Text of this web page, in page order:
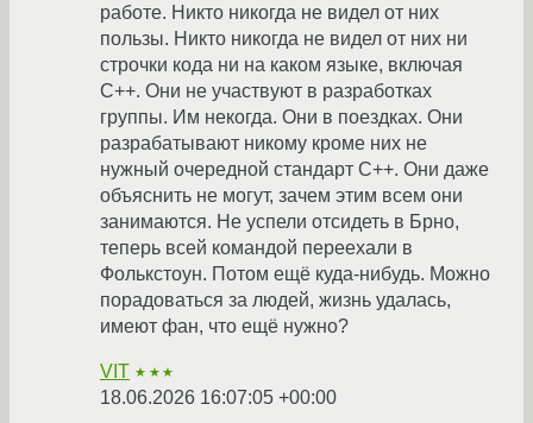
работе. Никто никогда не видел от них
пользы. Никто никогда не видел от них ни
строчки кода ни на каком языке, включая
С++. Они не участвуют в разработках
группы. Им некогда. Они в поездках. Они
разрабатывают никому кроме них не
нужный очередной стандарт С++. Они даже
объяснить не могут, зачем этим всем они
занимаются. Не успели отсидеть в Брно,
теперь всей командой переехали в
Фолькстоун. Потом ещё куда-нибудь. Можно
порадоваться за людей, жизнь удалась,
имеют фан, что ещё нужно?
VIT ★★★
18.06.2026 16:07:05 +00:00